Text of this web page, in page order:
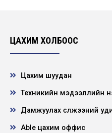
2026-01-29
ЦАХИМ ХОЛБООС
Цахим шуудан
Техникийн мэдээллийн
Дамжуулах сүлжээний
Able цахим оффис